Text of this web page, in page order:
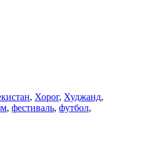
, Хорог, Худжанд,
, фестиваль, футбол,